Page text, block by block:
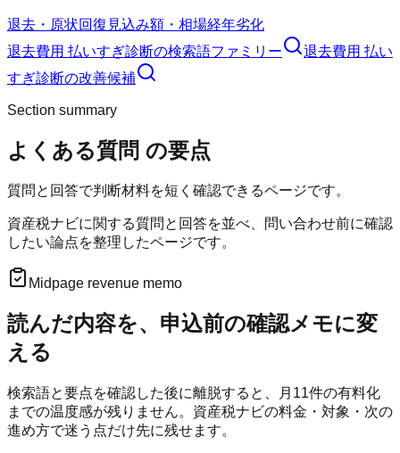
退去・原状回復 見込み額・相場経年劣化
退去費用 払いすぎ診断の検索語ファミリー
退去費用 払い
すぎ診断の改善候補
Section summary
よくある質問 の要点
質問と回答で判断材料を短く確認できるページです。
資産税ナビに関する質問と回答を並べ、問い合わせ前に確認
したい論点を整理したページです。
Midpage revenue memo
読んだ内容を、申込前の確認メモに変
える
検索語と要点を確認した後に離脱すると、月 11件の有料化
までの温度感が残りません。 資産税ナビの料金・対象・次の
進め方で迷う点だけ先に残せます。